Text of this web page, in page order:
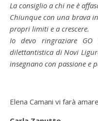
La consiglio a chi ne è
Chiunque con una brava
propri limiti e a crescere.
Io devo ringraziare GO
dilettantistica di Novi
insegnano con passione e
Elena Camani vi farà